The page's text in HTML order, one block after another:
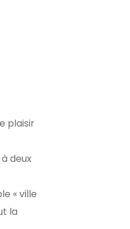
plaisir
deux
« ville
la